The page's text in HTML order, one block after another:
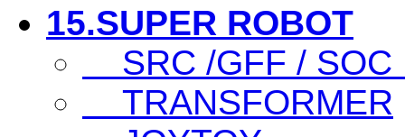
15.SUPER ROBOT
SRC /GFF / SOC
TRANSFORMER